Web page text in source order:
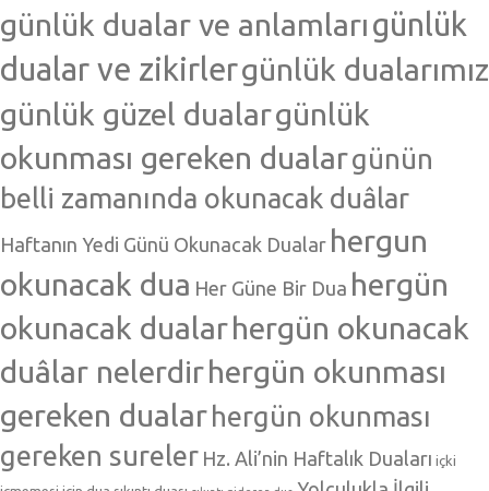
günlük dualar ve anlamlarıgünlük
dualar ve zikirlergünlük dualarımız
günlük güzel dualargünlük
okunması gereken dualargünün
belli zamanında okunacak duâlar
Haftanın Yedi Günü Okunacak Dualar hergun
okunacak dua Her Güne Bir Dua hergün
okunacak dualarhergün okunacak
duâlar nelerdirhergün okunması
gereken dualar hergün okunması
gereken sureler Hz. Ali’nin Haftalık Duaları içki